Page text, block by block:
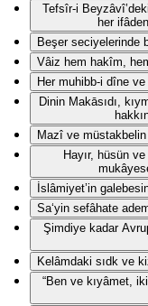
Tefsîr-i
her
Beşer seciyelerinde
Vâiz hem hakîm,
Her muhibb-i dîne
Dinin Makāsıdı,
Mazî ve
Hayır, hüsün
İslâmiyet’in
Sa‘yin sefâhate
Şimdiye kadar
Kelâmdaki sıdk ve
“Ben ve kıyâmet,